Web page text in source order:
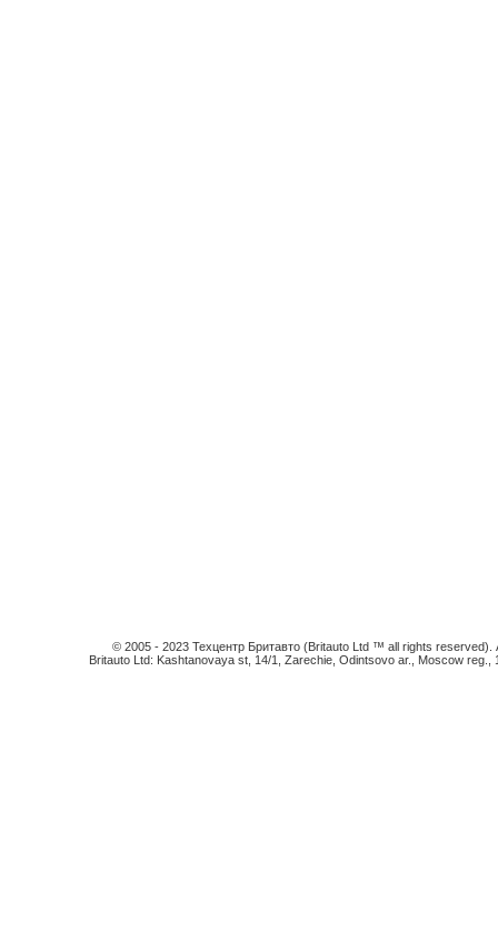
© 2005 - 2023 Техцентр Бритавто (Britauto Ltd ™ all rights
Britauto Ltd: Kashtanovaya st, 14/1, Zarechie, Odintsovo ar., Moscow